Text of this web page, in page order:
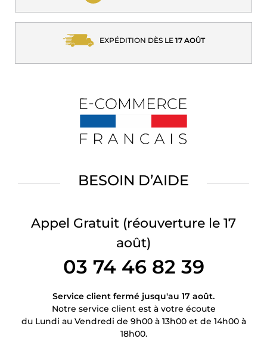
EXPÉDITION DÈS LE 17 AOÛT
BESOIN D’AIDE
Appel Gratuit (réouverture le 17
août)
03 74 46 82 39
Service client fermé jusqu'au 17 août.
Notre service client est à votre écoute
du Lundi au Vendredi de 9h00 à 13h00 et de 14h00 à
18h00.